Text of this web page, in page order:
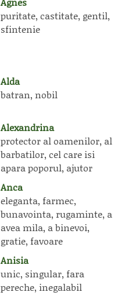
puritate, castitate, gentil,
sfintenie
Alda
batran, nobil
Alexandrina
protector al oamenilor, al
barbatilor, cel care isi
apara poporul, ajutor
Anca
eleganta, farmec,
bunavointa, rugaminte, a
avea mila, a binevoi,
gratie, favoare
Anisia
unic, singular, fara
pereche, inegalabil